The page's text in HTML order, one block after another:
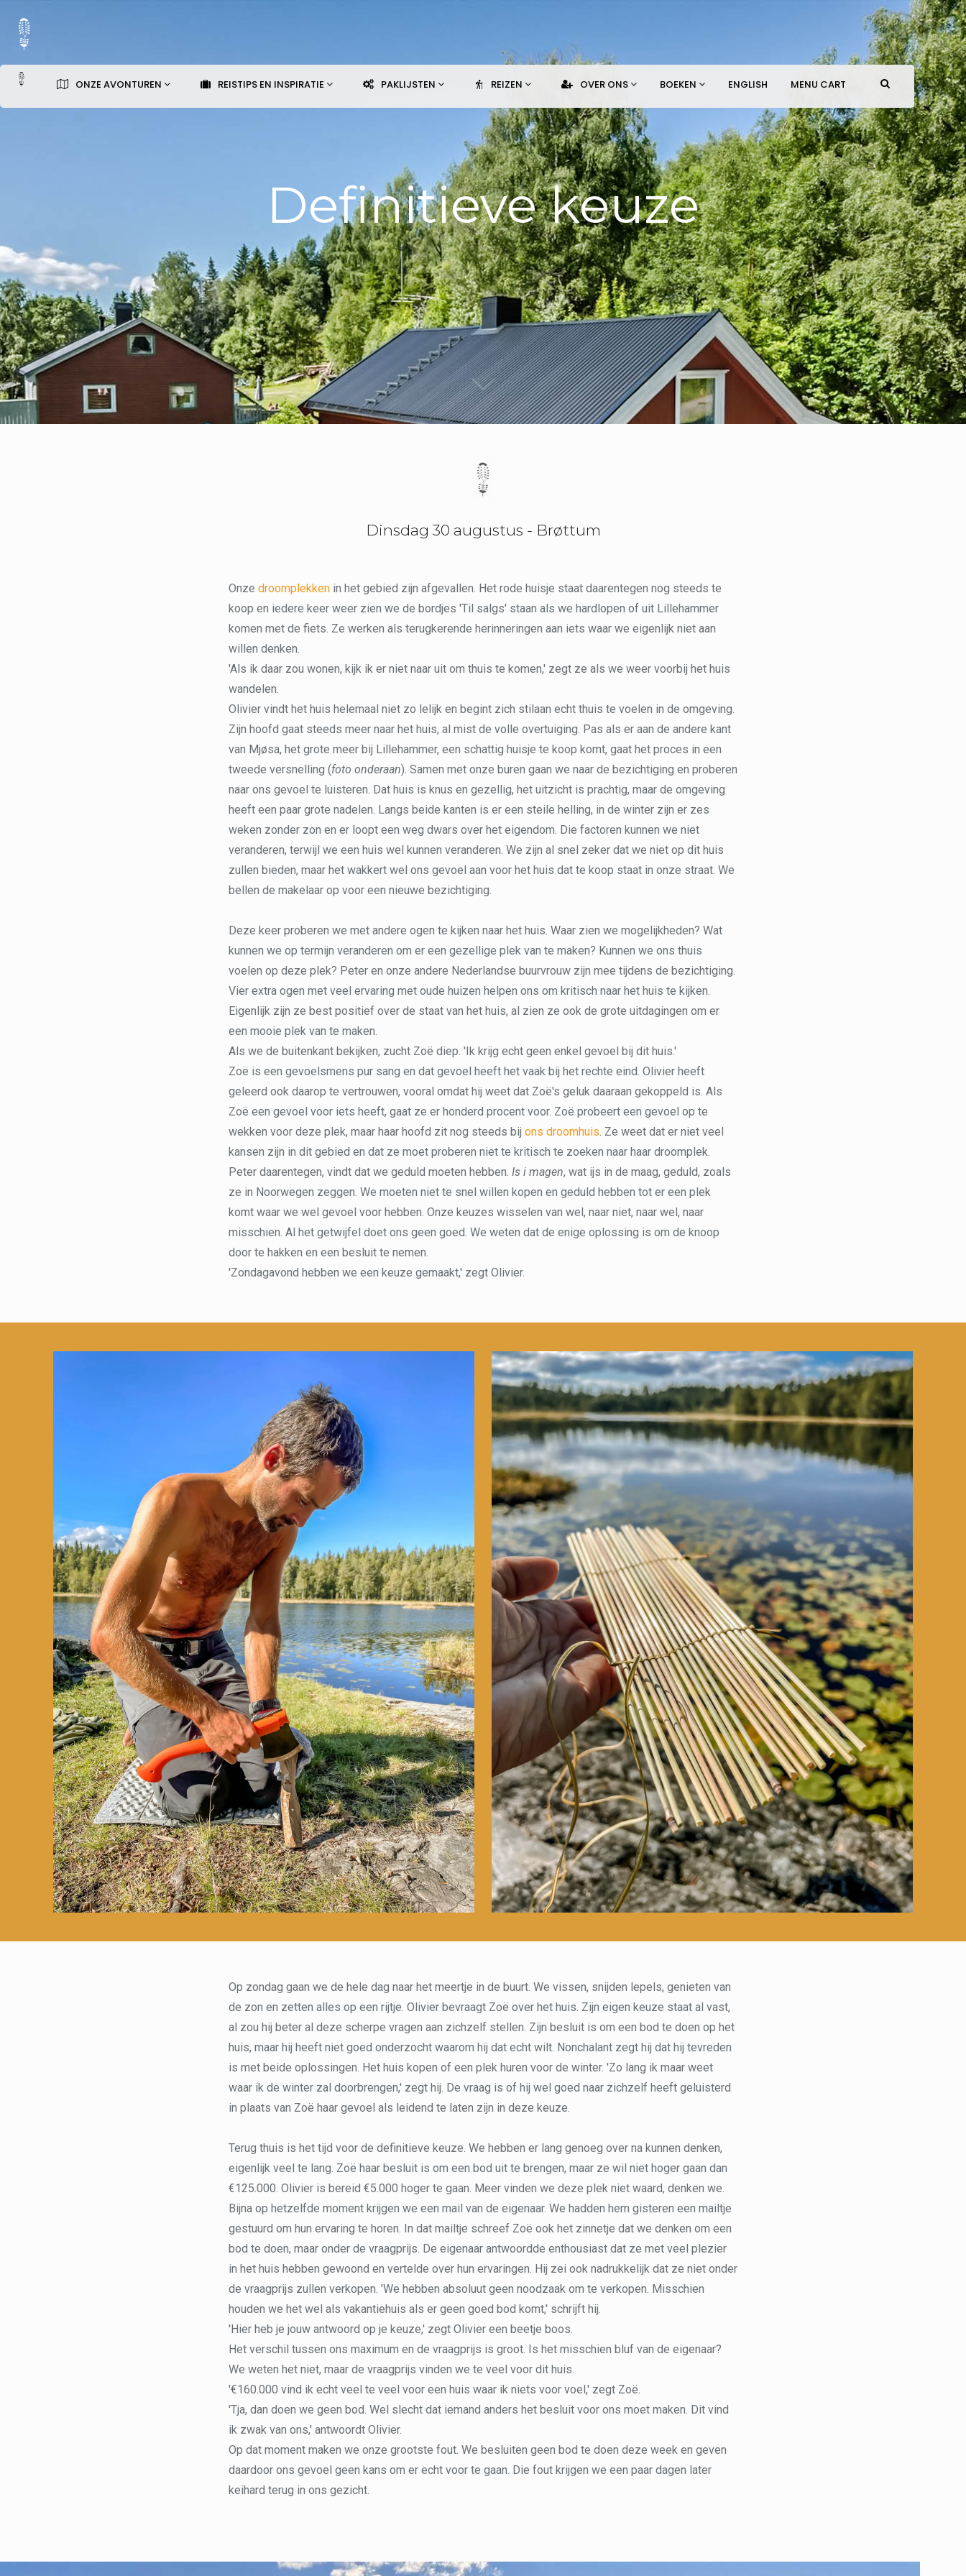
ONZE AVONTUREN REISTIPS EN INSPIRATIE PAKLIJSTEN REIZEN OVER ONS BOEKEN ENGLISH MENU CART
Definitieve keuze
Dinsdag 30 augustus - Brøttum
Onze droomplekken in het gebied zijn afgevallen. Het rode huisje staat daarentegen nog steeds te
koop en iedere keer weer zien we de bordjes 'Til salgs' staan als we hardlopen of uit Lillehammer
komen met de fiets. Ze werken als terugkerende herinneringen aan iets waar we eigenlijk niet aan
willen denken.
'Als ik daar zou wonen, kijk ik er niet naar uit om thuis te komen,' zegt ze als we weer voorbij het huis
wandelen.
Olivier vindt het huis helemaal niet zo lelijk en begint zich stilaan echt thuis te voelen in de omgeving.
Zijn hoofd gaat steeds meer naar het huis, al mist de volle overtuiging. Pas als er aan de andere kant
van Mjøsa, het grote meer bij Lillehammer, een schattig huisje te koop komt, gaat het proces in een
tweede versnelling (foto onderaan). Samen met onze buren gaan we naar de bezichtiging en proberen
naar ons gevoel te luisteren. Dat huis is knus en gezellig, het uitzicht is prachtig, maar de omgeving
heeft een paar grote nadelen. Langs beide kanten is er een steile helling, in de winter zijn er zes
weken zonder zon en er loopt een weg dwars over het eigendom. Die factoren kunnen we niet
veranderen, terwijl we een huis wel kunnen veranderen. We zijn al snel zeker dat we niet op dit huis
zullen bieden, maar het wakkert wel ons gevoel aan voor het huis dat te koop staat in onze straat. We
bellen de makelaar op voor een nieuwe bezichtiging.
Deze keer proberen we met andere ogen te kijken naar het huis. Waar zien we mogelijkheden? Wat
kunnen we op termijn veranderen om er een gezellige plek van te maken? Kunnen we ons thuis
voelen op deze plek? Peter en onze andere Nederlandse buurvrouw zijn mee tijdens de bezichtiging.
Vier extra ogen met veel ervaring met oude huizen helpen ons om kritisch naar het huis te kijken.
Eigenlijk zijn ze best positief over de staat van het huis, al zien ze ook de grote uitdagingen om er
een mooie plek van te maken.
Als we de buitenkant bekijken, zucht Zoë diep. 'Ik krijg echt geen enkel gevoel bij dit huis.'
Zoë is een gevoelsmens pur sang en dat gevoel heeft het vaak bij het rechte eind. Olivier heeft
geleerd ook daarop te vertrouwen, vooral omdat hij weet dat Zoë's geluk daaraan gekoppeld is. Als
Zoë een gevoel voor iets heeft, gaat ze er honderd procent voor. Zoë probeert een gevoel op te
wekken voor deze plek, maar haar hoofd zit nog steeds bij ons droomhuis. Ze weet dat er niet veel
kansen zijn in dit gebied en dat ze moet proberen niet te kritisch te zoeken naar haar droomplek.
Peter daarentegen, vindt dat we geduld moeten hebben. Is i magen, wat ijs in de maag, geduld, zoals
ze in Noorwegen zeggen. We moeten niet te snel willen kopen en geduld hebben tot er een plek
komt waar we wel gevoel voor hebben. Onze keuzes wisselen van wel, naar niet, naar wel, naar
misschien. Al het getwijfel doet ons geen goed. We weten dat de enige oplossing is om de knoop
door te hakken en een besluit te nemen.
'Zondagavond hebben we een keuze gemaakt,' zegt Olivier.
Op zondag gaan we de hele dag naar het meertje in de buurt. We vissen, snijden lepels, genieten van
de zon en zetten alles op een rijtje. Olivier bevraagt Zoë over het huis. Zijn eigen keuze staat al vast,
al zou hij beter al deze scherpe vragen aan zichzelf stellen. Zijn besluit is om een bod te doen op het
huis, maar hij heeft niet goed onderzocht waarom hij dat echt wilt. Nonchalant zegt hij dat hij tevreden
is met beide oplossingen. Het huis kopen of een plek huren voor de winter. 'Zo lang ik maar weet
waar ik de winter zal doorbrengen,' zegt hij. De vraag is of hij wel goed naar zichzelf heeft geluisterd
in plaats van Zoë haar gevoel als leidend te laten zijn in deze keuze.
Terug thuis is het tijd voor de definitieve keuze. We hebben er lang genoeg over na kunnen denken,
eigenlijk veel te lang. Zoë haar besluit is om een bod uit te brengen, maar ze wil niet hoger gaan dan
€125.000. Olivier is bereid €5.000 hoger te gaan. Meer vinden we deze plek niet waard, denken we.
Bijna op hetzelfde moment krijgen we een mail van de eigenaar. We hadden hem gisteren een mailtje
gestuurd om hun ervaring te horen. In dat mailtje schreef Zoë ook het zinnetje dat we denken om een
bod te doen, maar onder de vraagprijs. De eigenaar antwoordde enthousiast dat ze met veel plezier
in het huis hebben gewoond en vertelde over hun ervaringen. Hij zei ook nadrukkelijk dat ze niet onder
de vraagprijs zullen verkopen. 'We hebben absoluut geen noodzaak om te verkopen. Misschien
houden we het wel als vakantiehuis als er geen goed bod komt,' schrijft hij.
'Hier heb je jouw antwoord op je keuze,' zegt Olivier een beetje boos.
Het verschil tussen ons maximum en de vraagprijs is groot. Is het misschien bluf van de eigenaar?
We weten het niet, maar de vraagprijs vinden we te veel voor dit huis.
'€160.000 vind ik echt veel te veel voor een huis waar ik niets voor voel,' zegt Zoë.
'Tja, dan doen we geen bod. Wel slecht dat iemand anders het besluit voor ons moet maken. Dit vind
ik zwak van ons,' antwoordt Olivier.
Op dat moment maken we onze grootste fout. We besluiten geen bod te doen deze week en geven
daardoor ons gevoel geen kans om er echt voor te gaan. Die fout krijgen we een paar dagen later
keihard terug in ons gezicht.